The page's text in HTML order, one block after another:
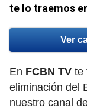
te lo traemos
Ver
En FCBN TV te
eliminación del
nuestro canal